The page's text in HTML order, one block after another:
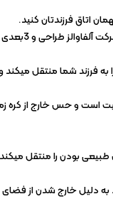
اتاق فرزندتان کنید.
تمامی طرح ها و جزئیات داخل تصویر
فرزند شما منتقل میکند و
است و حس خارج از کره
بودن را منتقل
به دلیل خارج شدن از فضای